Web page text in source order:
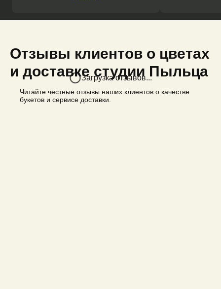
Отзывы клиентов о цветах
и доставке студии Пыльца
Читайте честные отзывы наших клиентов о качестве
букетов и сервисе доставки.
Загрузка отзывов...